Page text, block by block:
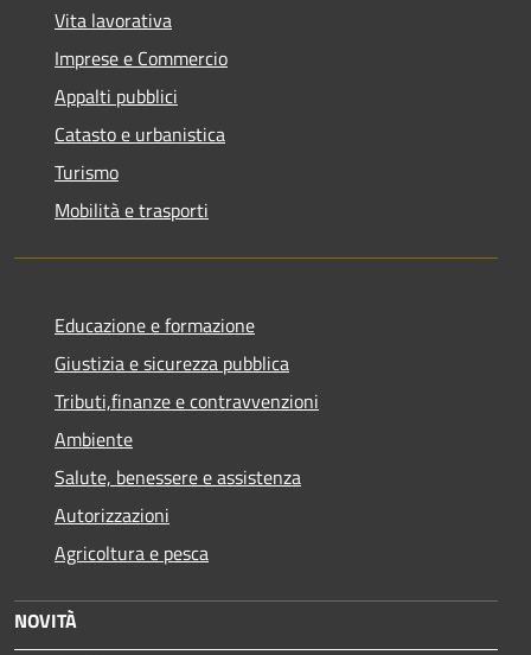
Vita lavorativa
Imprese e Commercio
Appalti pubblici
Catasto e urbanistica
Turismo
Mobilità e trasporti
Educazione e formazione
Giustizia e sicurezza pubblica
Tributi,finanze e contravvenzioni
Ambiente
Salute, benessere e assistenza
Autorizzazioni
Agricoltura e pesca
NOVITÀ